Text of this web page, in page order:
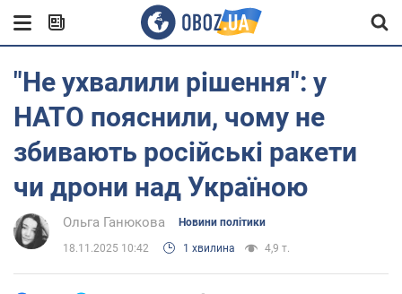
"Не ухвалили рішення": у
НАТО пояснили, чому не
збивають російські ракети
чи дрони над Україною
Ольга Ганюкова Новини політики
18.11.2025 10:42 1 хвилина 4,9 т.